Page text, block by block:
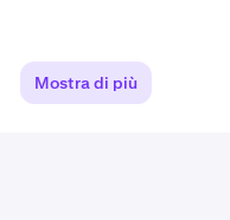
Mostra di più